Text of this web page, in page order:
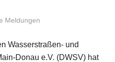
Meldungen
Wasserstraßen- und
Donau e.V. (DWSV) hat